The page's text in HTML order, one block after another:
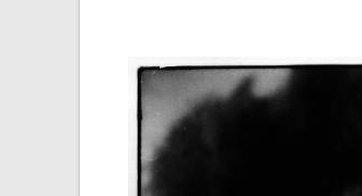
A
LA
NAVEGACIÓN